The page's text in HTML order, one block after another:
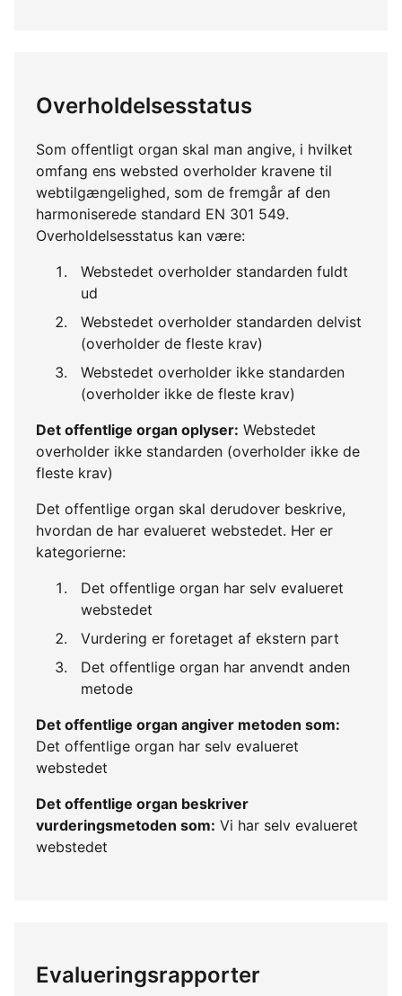
Overholdelsesstatus
Som offentligt organ skal man angive, i hvilket
omfang ens websted overholder kravene til
webtilgængelighed, som de fremgår af den
harmoniserede standard EN 301 549.
Overholdelsesstatus kan være:
Webstedet overholder standarden fuldt
ud
Webstedet overholder standarden delvist
(overholder de fleste krav)
Webstedet overholder ikke standarden
(overholder ikke de fleste krav)
Det offentlige organ oplyser: Webstedet
overholder ikke standarden (overholder ikke de
fleste krav)
Det offentlige organ skal derudover beskrive,
hvordan de har evalueret webstedet. Her er
kategorierne:
Det offentlige organ har selv evalueret
webstedet
Vurdering er foretaget af ekstern part
Det offentlige organ har anvendt anden
metode
Det offentlige organ angiver metoden som:
Det offentlige organ har selv evalueret
webstedet
Det offentlige organ beskriver
vurderingsmetoden som: Vi har selv evalueret
webstedet
Evalueringsrapporter